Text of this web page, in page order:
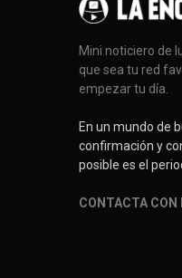
Mini noticiero de
que sea tu red
empezar tu día.
En un mundo de
confirmación y
posible es el
CONTACTA CON